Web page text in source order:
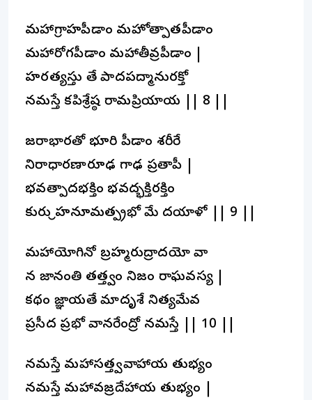
మహాగ్రాహపీడాం మహోత్పాతపీడాం
మహారోగపీడాం మహాతీవ్రపీడాం |
హరత్యస్తు తే పాదపద్మానురక్తో
నమస్తే కపిశ్రేష్ఠ రామప్రియాయ || 8 ||
జరాభారతో భూరి పీడాం శరీరే
నిరాధారణారూఢ గాఢ ప్రతాపీ |
భవత్పాదభక్తిం భవద్భక్తిరక్తిం
కురు శ్రీహనూమత్ప్రభో మే దయాళో || 9 ||
మహాయోగినో బ్రహ్మరుద్రాదయో వా
న జానంతి తత్త్వం నిజం రాఘవస్య |
కథం జ్ఞాయతే మాదృశే నిత్యమేవ
ప్రసీద ప్రభో వానరేంద్రో నమస్తే || 10 ||
నమస్తే మహాసత్త్వవాహాయ తుభ్యం
నమస్తే మహావజ్రదేహాయ తుభ్యం |